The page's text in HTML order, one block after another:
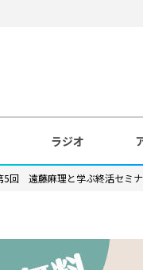
ラジオ
5回 遠藤麻理と学ぶ終活セミ